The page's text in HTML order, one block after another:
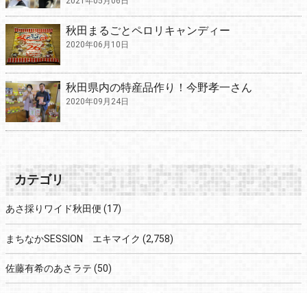
秋田まるごとペロリキャンディー
2020年06月10日
秋田県内の特産品作り！今野孝一さん
2020年09月24日
カテゴリ
あさ採りワイド秋田便 (17)
まちなかSESSION エキマイク (2,758)
佐藤有希のあさラテ (50)